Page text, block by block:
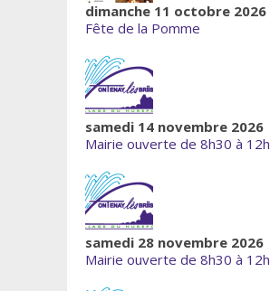
dimanche 11 octobre 2026
Fête de la Pomme
samedi 14 novembre 2026
Mairie ouverte de 8h30 à 12h
samedi 28 novembre 2026
Mairie ouverte de 8h30 à 12h